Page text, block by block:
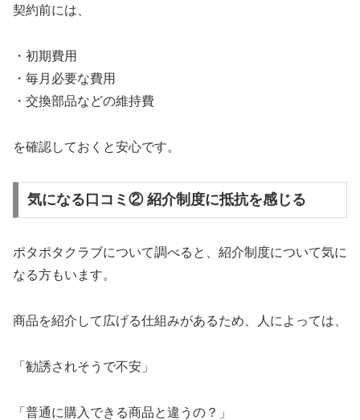
契約前には、
・初期費用
・毎月必要な費用
・交換部品などの維持費
を確認しておくと安心です。
気になる口コミ② 紹介制度に抵抗を感じる
ポタポタクラブについて調べると、紹介制度について気に
なる方もいます。
商品を紹介して広げる仕組みがあるため、人によっては、
「勧誘されそうで不安」
「普通に購入できる商品と違うの？」